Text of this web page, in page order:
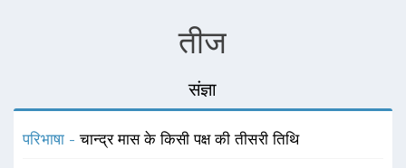
तीज
संज्ञा
परिभाषा -चान्द्र मास के किसी पक्ष की तीसरी तिथि